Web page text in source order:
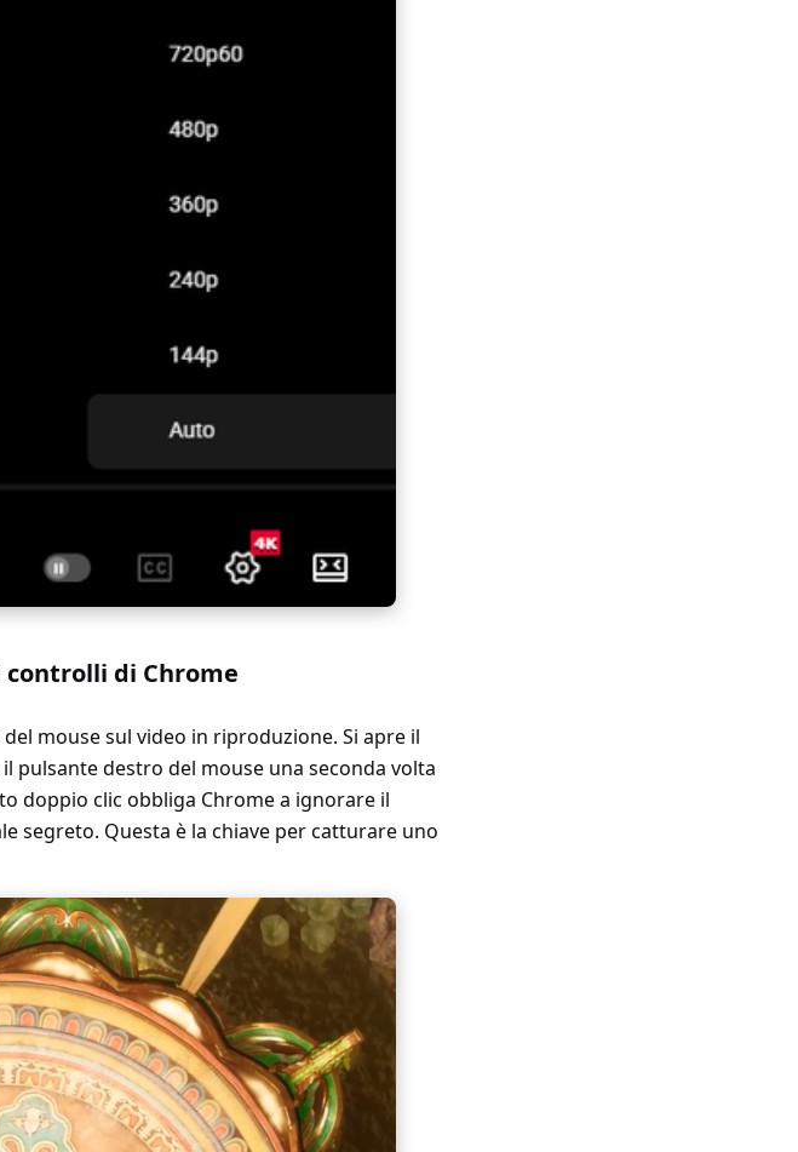
di Chrome
mouse sul video in riproduzione. Si apre il
pulsante destro del mouse una seconda volta
doppio clic obbliga Chrome a ignorare il
segreto. Questa è la chiave per catturare uno